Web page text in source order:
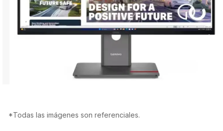
*Todas las imágenes son referenciales.